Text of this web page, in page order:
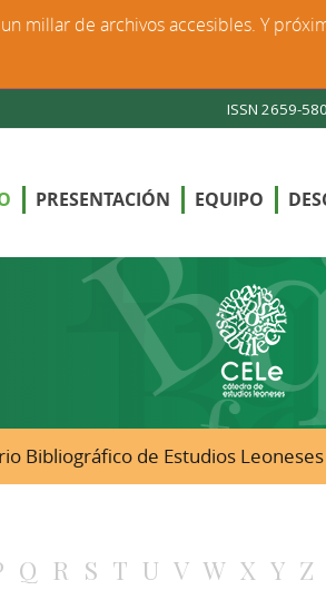
ISSN 2659-
PRESENTACIÓN EQUIPO
Bibliográfico de Estudios Leoneses
Q R S T U V W X Y Z
millar de archivos accesibles. Y